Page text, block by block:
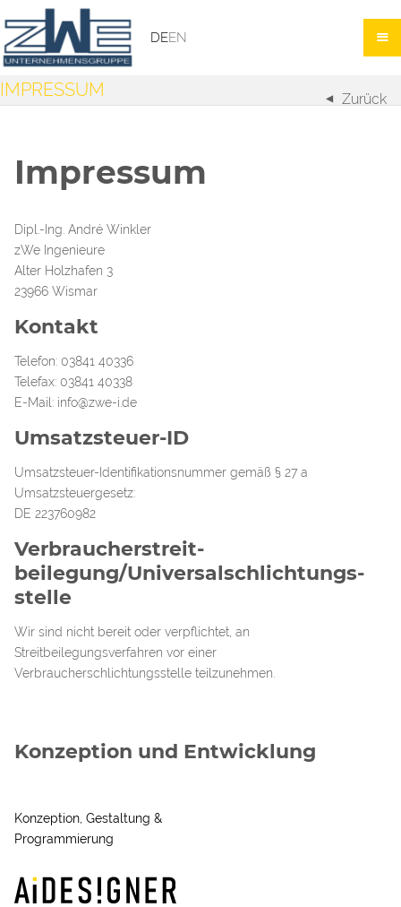
DEEN
Zurück
IMPRESSUM
Impressum
Dipl.-Ing. André Winkler
zWe Ingenieure
Alter Holzhafen 3
23966 Wismar
Kontakt
Telefon: 03841 40336
Telefax: 03841 40338
E-Mail: info@zwe-i.de
Umsatzsteuer-ID
Umsatzsteuer-Identifikationsnummer gemäß § 27 a
Umsatzsteuergesetz:
DE 223760982
Verbraucher­streit­
beilegung/Universal­schlichtungs­
stelle
Wir sind nicht bereit oder verpflichtet, an
Streitbeilegungsverfahren vor einer
Verbraucherschlichtungsstelle teilzunehmen.
Konzeption und Entwicklung
Konzeption, Gestaltung &
Programmierung